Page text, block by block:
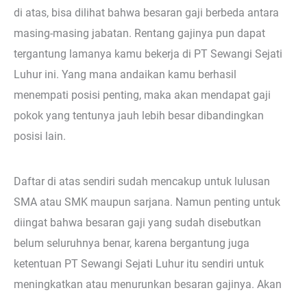
di atas, bisa dilihat bahwa besaran gaji berbeda antara
masing-masing jabatan. Rentang gajinya pun dapat
tergantung lamanya kamu bekerja di PT Sewangi Sejati
Luhur ini. Yang mana andaikan kamu berhasil
menempati posisi penting, maka akan mendapat gaji
pokok yang tentunya jauh lebih besar dibandingkan
posisi lain.
Daftar di atas sendiri sudah mencakup untuk lulusan
SMA atau SMK maupun sarjana. Namun penting untuk
diingat bahwa besaran gaji yang sudah disebutkan
belum seluruhnya benar, karena bergantung juga
ketentuan PT Sewangi Sejati Luhur itu sendiri untuk
meningkatkan atau menurunkan besaran gajinya. Akan